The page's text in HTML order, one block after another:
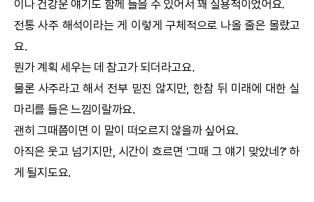
이나 건강운 얘기도 함께 들을 수 있어서 꽤 실용적이었어요.
전통 사주 해석이라는 게 이렇게 구체적으로 나올 줄은 몰랐고
요.
뭔가 계획 세우는 데 참고가 되더라고요.
물론 사주라고 해서 전부 믿진 않지만, 한참 뒤 미래에 대한 실
마리를 들은 느낌이랄까요.
괜히 그때쯤이면 이 말이 떠오르지 않을까 싶어요.
아직은 웃고 넘기지만, 시간이 흐르면 '그때 그 얘기 맞았네?' 하
게 될지도요.